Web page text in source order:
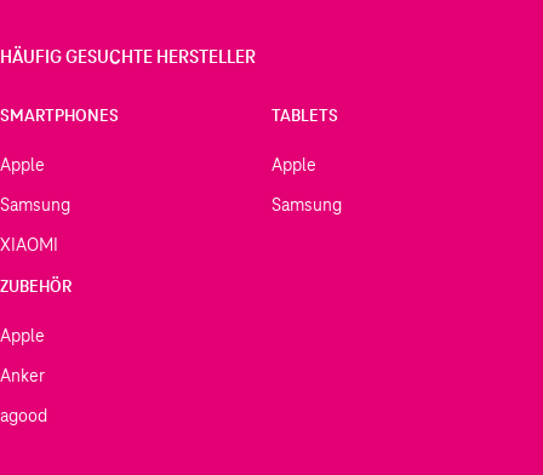
HÄUFIG GESUCHTE HERSTELLER
SMARTPHONES
Apple
Samsung
XIAOMI
TABLETS
Apple
Samsung
ZUBEHÖR
Apple
Anker
agood